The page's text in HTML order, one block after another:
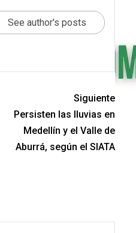
See author's posts
Siguiente
Persisten las lluvias en
Medellín y el Valle de
Aburrá, según el SIATA